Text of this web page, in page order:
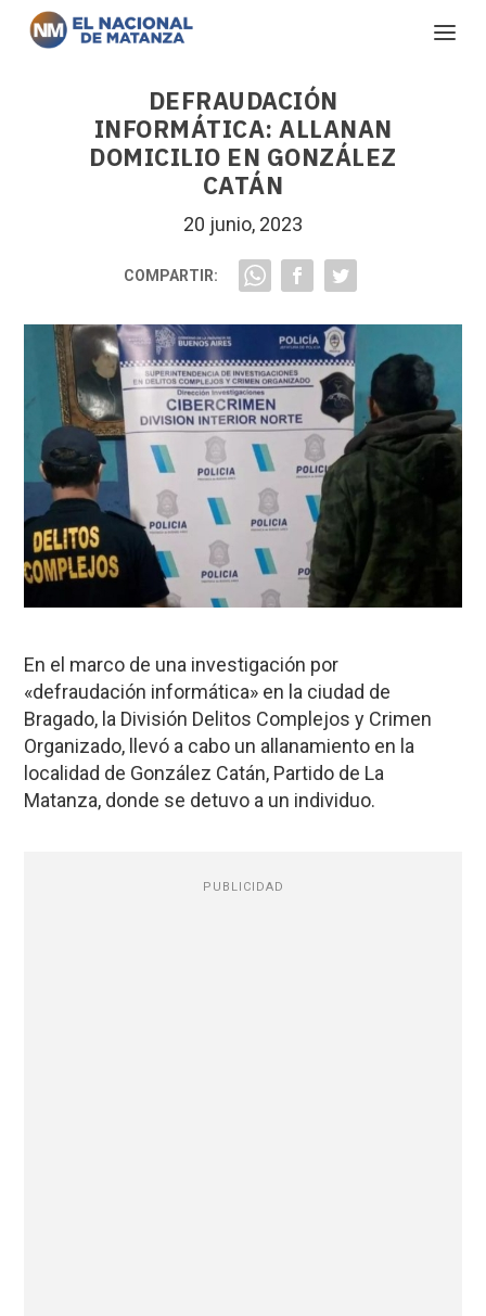
DEFRAUDACIÓN
INFORMÁTICA: ALLANAN
DOMICILIO EN GONZÁLEZ
CATÁN
20 junio, 2023
COMPARTIR:
En el marco de una investigación por
«defraudación informática» en la ciudad de
Bragado, la División Delitos Complejos y Crimen
Organizado, llevó a cabo un allanamiento en la
localidad de González Catán, Partido de La
Matanza, donde se detuvo a un individuo.
PUBLICIDAD